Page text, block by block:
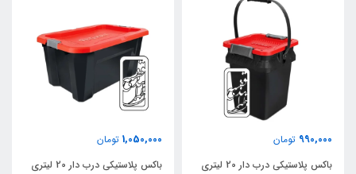
990,000 تومان
باکس پلاستیکی درب دار 20 لیتری
1,050,000 تومان
باکس پلاستیکی درب دار 20 لیتری